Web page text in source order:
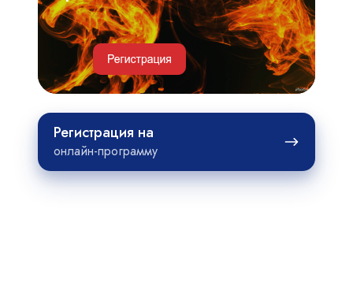
примеры
проектов
Регистрация на
онлайн-программу
Регистрация